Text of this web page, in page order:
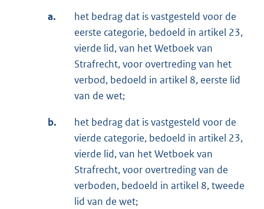
a.
het bedrag dat is vastgesteld voor de
eerste categorie, bedoeld in artikel 23,
vierde lid, van het Wetboek van
Strafrecht, voor overtreding van het
verbod, bedoeld in artikel 8, eerste lid
van de wet;
b.
het bedrag dat is vastgesteld voor de
vierde categorie, bedoeld in artikel 23,
vierde lid, van het Wetboek van
Strafrecht, voor overtreding van de
verboden, bedoeld in artikel 8, tweede
lid van de wet;